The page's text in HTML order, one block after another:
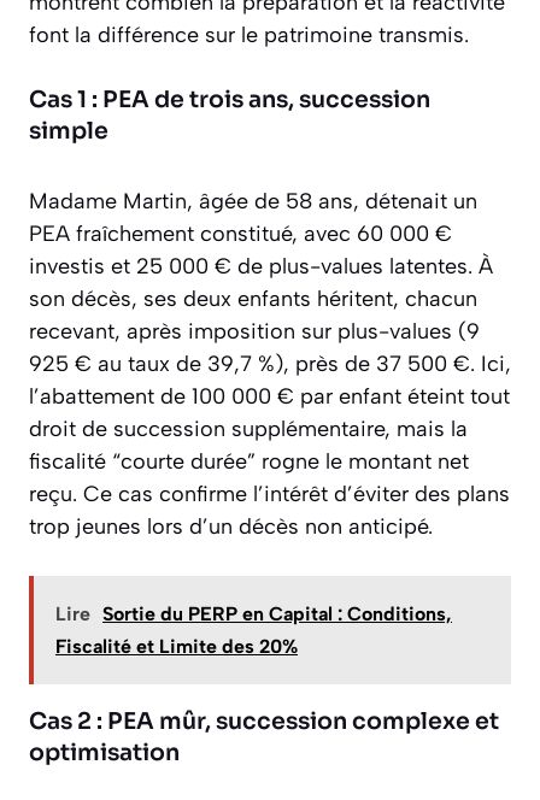
font la différence sur le patrimoine transmis.
Cas 1 : PEA de trois ans, succession
simple
Madame Martin, âgée de 58 ans, détenait un
PEA fraîchement constitué, avec 60 000 €
investis et 25 000 € de plus-values latentes. À
son décès, ses deux enfants héritent, chacun
recevant, après imposition sur plus-values (9
925 € au taux de 39,7 %), près de 37 500 €. Ici,
l’abattement de 100 000 € par enfant éteint tout
droit de succession supplémentaire, mais la
fiscalité “courte durée” rogne le montant net
reçu. Ce cas confirme l’intérêt d’éviter des plans
trop jeunes lors d’un décès non anticipé.
Lire Sortie du PERP en Capital : Conditions,
Fiscalité et Limite des 20%
Cas 2 : PEA mûr, succession complexe et
optimisation